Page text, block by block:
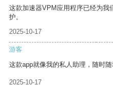
这款加速器VPM应用程序已经为我
护。
2025-10-17
游客
这款app就像我的私人助理，随时随
2025-10-17